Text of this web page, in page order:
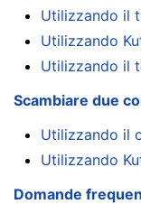
Utilizzando il
Utilizzando
Utilizzando il
Scambiare due
Utilizzando il
Utilizzando
Domande